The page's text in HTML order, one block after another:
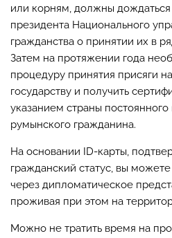
или корням, должны дождаться
президента Национального
гражданства о принятии их в
Затем на протяжении года
процедуру принятия присяги
государству и получить
указанием страны
румынского гражданина.
На основании ID-карты,
гражданский статус, вы
через дипломатическое
проживая при этом на
Можно не тратить время на